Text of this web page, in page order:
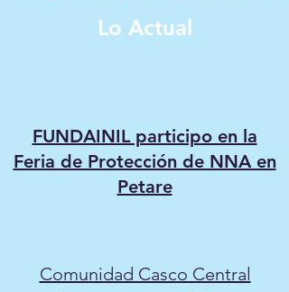
Lo Actual
FUNDAINIL participo en la
Feria de Protección de NNA en
Petare
Comunidad Casco Central